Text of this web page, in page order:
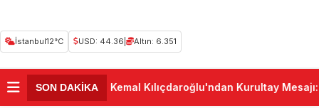
İstanbul12°C USD: 44.36 Altın: 6.351
SON DAKİKA Kemal Kılıçdaroğlu'ndan Kurultay